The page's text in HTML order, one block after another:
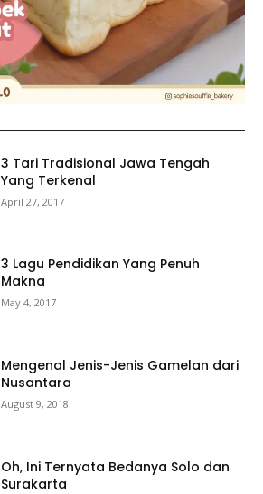
3 Tari Tradisional Jawa Tengah
Yang Terkenal
April 27, 2017
3 Lagu Pendidikan Yang Penuh
Makna
May 4, 2017
Mengenal Jenis-Jenis Gamelan dari
Nusantara
August 9, 2018
Oh, Ini Ternyata Bedanya Solo dan
Surakarta